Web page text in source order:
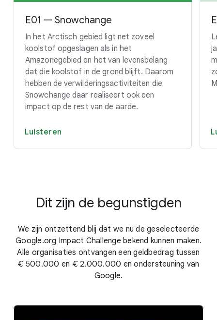
E01 — Snowchange
In het Arctisch gebied ligt net zoveel
koolstof opgeslagen als in het
Amazonegebied en het van levensbelang
dat die koolstof in de grond blijft. Daarom
hebben de verwilderingsactiviteiten die
Snowchange daar realiseert ook een
impact op de rest van de aarde.
Luisteren
Dit zijn de begunstigden
We zijn ontzettend blij dat we nu de geselecteerde
Google.org Impact Challenge bekend kunnen maken.
Alle organisaties ontvangen een geldbedrag tussen
€ 500.000 en € 2.000.000 en ondersteuning van
Google.